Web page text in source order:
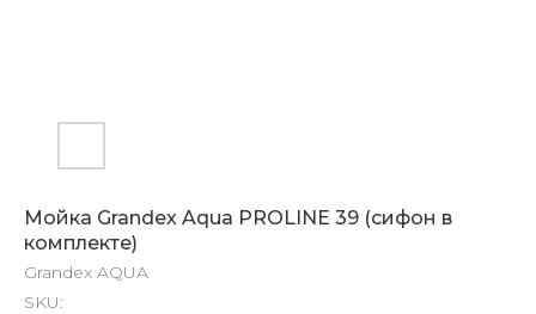
Мойка Grandex Aqua PROLINE 39 (сифон в
комплекте)
Grandex AQUA
SKU: